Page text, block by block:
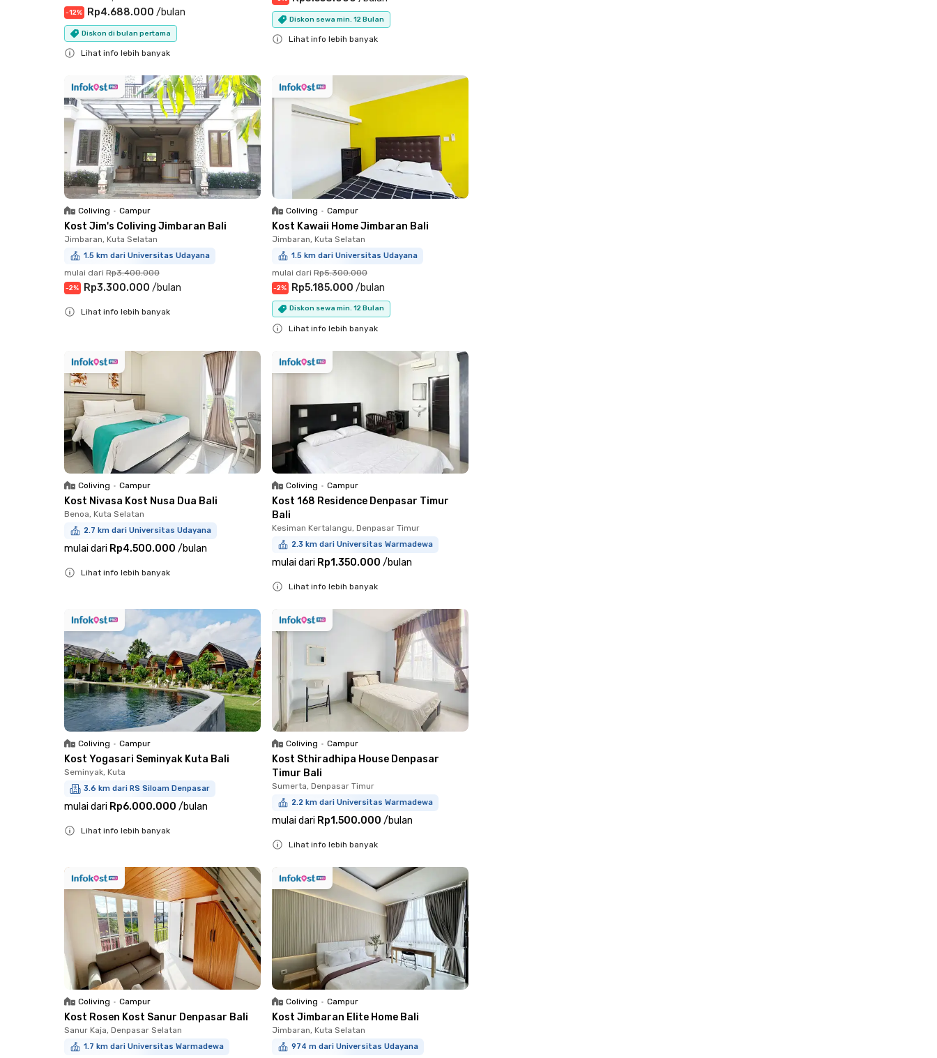
-12% Rp4.688.000 /bulan
Diskon di bulan pertama
Lihat info lebih banyak
Diskon sewa min. 12 Bulan
Lihat info lebih banyak
Coliving • Campur
Kost Jim's Coliving Jimbaran Bali
Jimbaran, Kuta Selatan
1.5 km dari Universitas Udayana
mulai dari Rp3.400.000
-2% Rp3.300.000 /bulan
Lihat info lebih banyak
Coliving • Campur
Kost Kawaii Home Jimbaran Bali
Jimbaran, Kuta Selatan
1.5 km dari Universitas Udayana
mulai dari Rp5.300.000
-2% Rp5.185.000 /bulan
Diskon sewa min. 12 Bulan
Lihat info lebih banyak
Coliving • Campur
Kost Nivasa Kost Nusa Dua Bali
Benoa, Kuta Selatan
2.7 km dari Universitas Udayana
mulai dari Rp4.500.000 /bulan
Lihat info lebih banyak
Coliving • Campur
Kost 168 Residence Denpasar Timur
Bali
Kesiman Kertalangu, Denpasar Timur
2.3 km dari Universitas Warmadewa
mulai dari Rp1.350.000 /bulan
Lihat info lebih banyak
Coliving • Campur
Kost Yogasari Seminyak Kuta Bali
Seminyak, Kuta
3.6 km dari RS Siloam Denpasar
mulai dari Rp6.000.000 /bulan
Lihat info lebih banyak
Coliving • Campur
Kost Sthiradhipa House Denpasar
Timur Bali
Sumerta, Denpasar Timur
2.2 km dari Universitas Warmadewa
mulai dari Rp1.500.000 /bulan
Lihat info lebih banyak
Coliving • Campur
Kost Rosen Kost Sanur Denpasar Bali
Sanur Kaja, Denpasar Selatan
1.7 km dari Universitas Warmadewa
Coliving • Campur
Kost Jimbaran Elite Home Bali
Jimbaran, Kuta Selatan
974 m dari Universitas Udayana